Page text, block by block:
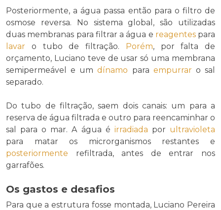
Posteriormente, a água passa então para o filtro de
osmose reversa. No sistema global, são utilizadas
duas membranas para filtrar a água e reagentespara
lavar o tubo de filtração. Porém, por falta de
orçamento, Luciano teve de usar só uma membrana
semipermeável e umdínamo para empurraro sal
separado.
Do tubo de filtração, saem dois canais: um para a
reserva de água filtrada e outro para reencaminhar o
sal para o mar. A água é irradiada por ultravioleta
para matar os microrganismos restantes e
posteriormente refiltrada, antes de entrar nos
garrafões.
Os gastos e desafios
Para que a estrutura fosse montada, Luciano Pereira